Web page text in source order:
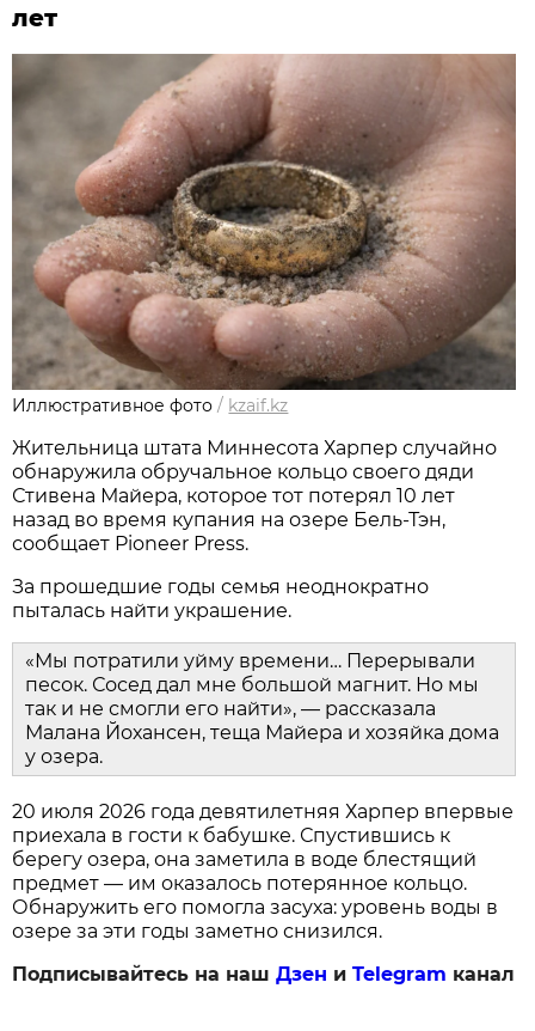
лет
Иллюстративное фото / kzaif.kz
Жительница штата Миннесота Харпер случайно
обнаружила обручальное кольцо своего дяди
Стивена Майера, которое тот потерял 10 лет
назад во время купания на озере Бель-Тэн,
сообщает Pioneer Press.
За прошедшие годы семья неоднократно
пыталась найти украшение.
«Мы потратили уйму времени… Перерывали
песок. Сосед дал мне большой магнит. Но мы
так и не смогли его найти», — рассказала
Малана Йохансен, теща Майера и хозяйка дома
у озера.
20 июля 2026 года девятилетняя Харпер впервые
приехала в гости к бабушке. Спустившись к
берегу озера, она заметила в воде блестящий
предмет — им оказалось потерянное кольцо.
Обнаружить его помогла засуха: уровень воды в
озере за эти годы заметно снизился.
Подписывайтесь на нашДзен иTelegram канал